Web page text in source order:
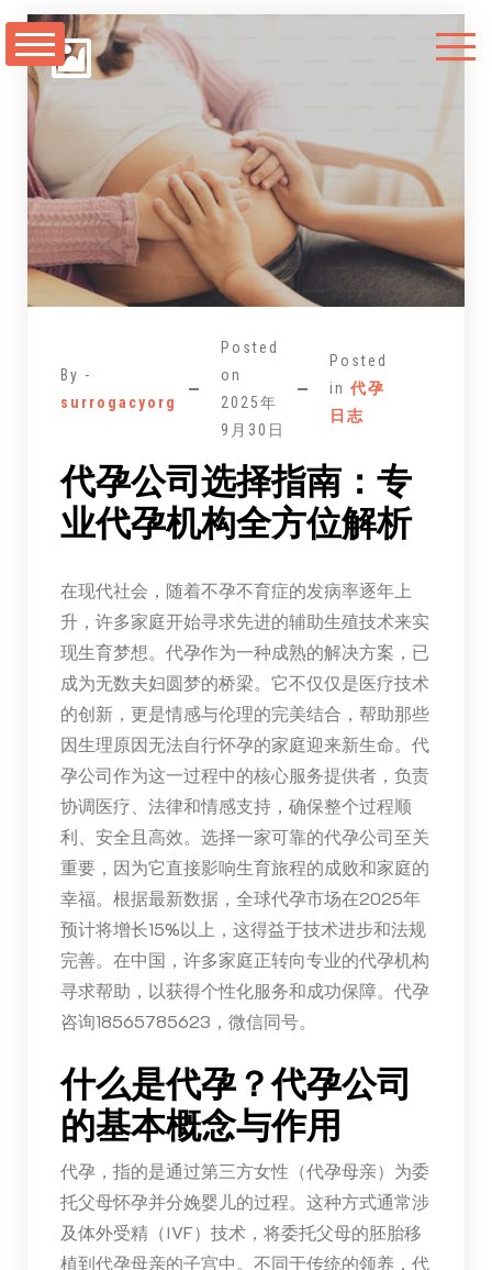
至
By -
surrogacyorg
Posted
on
2025年
9月30日
Posted
in代孕
日志
代孕公司选择指南：专
业代孕机构全方位解析
在现代社会，随着不孕不育症的发病率逐年上
升，许多家庭开始寻求先进的辅助生殖技术来实
现生育梦想。代孕作为一种成熟的解决方案，已
成为无数夫妇圆梦的桥梁。它不仅仅是医疗技术
的创新，更是情感与伦理的完美结合，帮助那些
因生理原因无法自行怀孕的家庭迎来新生命。代
孕公司作为这一过程中的核心服务提供者，负责
协调医疗、法律和情感支持，确保整个过程顺
利、安全且高效。选择一家可靠的代孕公司至关
重要，因为它直接影响生育旅程的成败和家庭的
幸福。根据最新数据，全球代孕市场在2025年
预计将增长15%以上，这得益于技术进步和法规
完善。在中国，许多家庭正转向专业的代孕机构
寻求帮助，以获得个性化服务和成功保障。代孕
咨询18565785623，微信同号。
什么是代孕？代孕公司
的基本概念与作用
代孕，指的是通过第三方女性（代孕母亲）为委
托父母怀孕并分娩婴儿的过程。这种方式通常涉
及体外受精（IVF）技术，将委托父母的胚胎移
植到代孕母亲的子宫中。不同于传统的领养，代